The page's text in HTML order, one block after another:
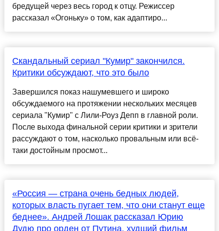
бредущей через весь город к отцу. Режиссер
рассказал «Огоньку» о том, как адаптиро...
Скандальный сериал "Кумир" закончился.
Критики обсуждают, что это было
Завершился показ нашумевшего и широко
обсуждаемого на протяжении нескольких месяцев
сериала "Кумир" с Лили-Роуз Депп в главной роли.
После выхода финальной серии критики и зрители
рассуждают о том, насколько провальным или всё-
таки достойным просмот...
«Россия — страна очень бедных людей,
которых власть пугает тем, что они станут еще
беднее». Андрей Лошак рассказал Юрию
Дудю про орден от Путина, худший фильм